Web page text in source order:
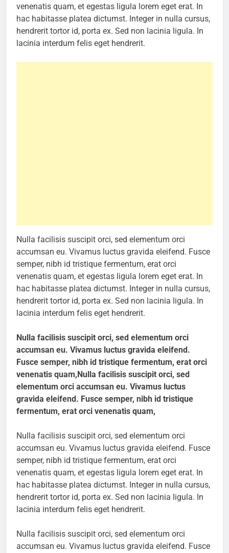
venenatis quam, et egestas ligula lorem eget erat. In
hac habitasse platea dictumst. Integer in nulla cursus,
hendrerit tortor id, porta ex. Sed non lacinia ligula. In
lacinia interdum felis eget hendrerit.
Nulla facilisis suscipit orci, sed elementum orci
accumsan eu. Vivamus luctus gravida eleifend. Fusce
semper, nibh id tristique fermentum, erat orci
venenatis quam, et egestas ligula lorem eget erat. In
hac habitasse platea dictumst. Integer in nulla cursus,
hendrerit tortor id, porta ex. Sed non lacinia ligula. In
lacinia interdum felis eget hendrerit.
Nulla facilisis suscipit orci, sed elementum orci
accumsan eu. Vivamus luctus gravida eleifend.
Fusce semper, nibh id tristique fermentum, erat orci
venenatis quam,Nulla facilisis suscipit orci, sed
elementum orci accumsan eu. Vivamus luctus
gravida eleifend. Fusce semper, nibh id tristique
fermentum, erat orci venenatis quam,
Nulla facilisis suscipit orci, sed elementum orci
accumsan eu. Vivamus luctus gravida eleifend. Fusce
semper, nibh id tristique fermentum, erat orci
venenatis quam, et egestas ligula lorem eget erat. In
hac habitasse platea dictumst. Integer in nulla cursus,
hendrerit tortor id, porta ex. Sed non lacinia ligula. In
lacinia interdum felis eget hendrerit.
Nulla facilisis suscipit orci, sed elementum orci
accumsan eu. Vivamus luctus gravida eleifend. Fusce